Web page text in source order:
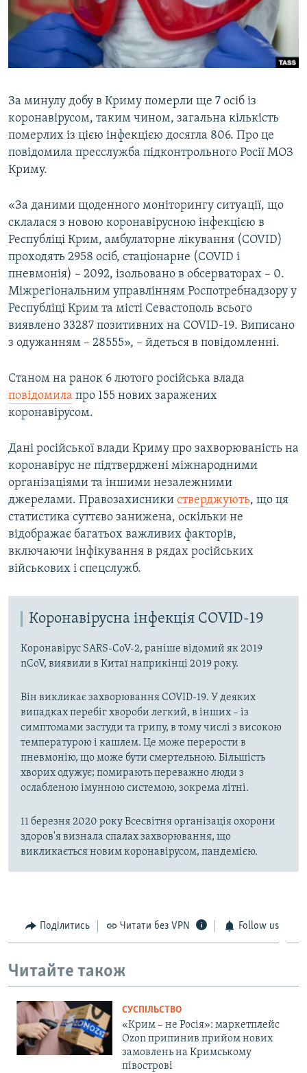
ВІДЕОУРОКИ «ELIFBE»
СВІДЧЕННЯ ОКУПАЦІЇ
УКРАЇНСЬКА ПРОБЛЕМА КРИМУ
Русский
Qırımtatar
Усі сайти RFE/RL
За минулу добу в Криму померли ще 7 осіб із
коронавірусом, таким чином, загальна кількість
померлих із цією інфекцією досягла 806. Про це
повідомила пресслужба підконтрольного Росії МОЗ
Криму.
«За даними щоденного моніторингу ситуації, що
склалася з новою коронавірусною інфекцією в
Республіці Крим, амбулаторне лікування (COVID)
проходять 2958 осіб, стаціонарне (COVID і
пневмонія) – 2092, ізольовано в обсерваторах – 0.
Міжрегіональним управлінням Роспотребнадзору у
Республіці Крим та місті Севастополь всього
виявлено 33287 позитивних на COVID-19. Виписано
з одужанням – 28555», – йдеться в повідомленні.
Станом на ранок 6 лютого російська влада
повідомила про 155 нових заражених
коронавірусом.
Дані російської влади Криму про захворюваність на
коронавірус не підтверджені міжнародними
організаціями та іншими незалежними
джерелами. Правозахисники стверджують, що ця
статистика суттєво занижена, оскільки не
відображає багатьох важливих факторів,
включаючи інфікування в рядах російських
військових і спецслужб.
Коронавірусна інфекція COVID-19
Коронавірус SARS-CoV-2, раніше відомий як 2019
nCoV, виявили в Китаї наприкінці 2019 року.
Він викликає захворювання COVID-19. У деяких
випадках перебіг хвороби легкий, в інших – із
симптомами застуди та грипу, в тому числі з високою
температурою і кашлем. Це може перерости в
пневмонію, що може бути смертельною. Більшість
хворих одужує; помирають переважно люди з
ослабленою імунною системою, зокрема літні.
11 березня 2020 року Всесвітня організація охорони
здоров'я визнала спалах захворювання, що
викликається новим коронавірусом, пандемією.
Поділитись Читати без VPN Follow us
Читайте також
СУСПІЛЬСТВО
«Крим – не Росія»: маркетплейс
Ozon припинив прийом нових
замовлень на Кримському
півострові